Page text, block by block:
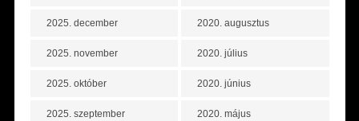
2025. december
2025. november
2025. október
2025. szeptember
2020. augusztus
2020. július
2020. június
2020. május